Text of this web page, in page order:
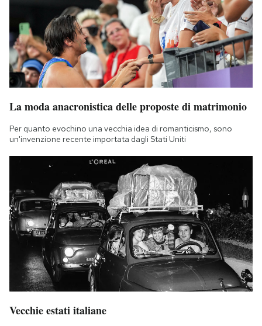
La moda anacronistica delle proposte di matrimonio
Per quanto evochino una vecchia idea di romanticismo, sono
un'invenzione recente importata dagli Stati Uniti
Vecchie estati italiane